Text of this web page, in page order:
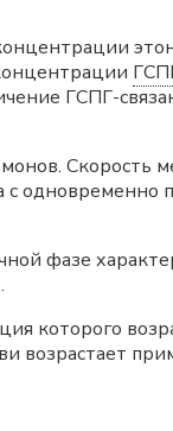
ГСПГ-
Скорость
с
фазе
которого
возрастает